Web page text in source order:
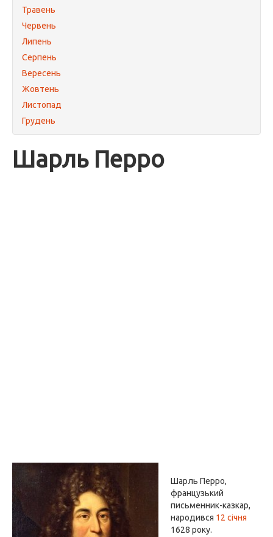
Травень
Червень
Липень
Серпень
Вересень
Жовтень
Листопад
Грудень
Шарль Перро
Шарль Перро,
французький
письменник-казкар,
народився 12 січня
1628 року.